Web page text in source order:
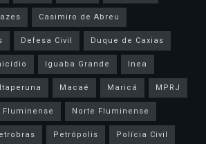
Casimiro de Abreu
Defesa Civil
Duque de Caxias
Iguaba Grande
Inea
Itaperuna Macaé Maricá
MPRJ
Fluminense
Norte Fluminense
Petrópolis
Polícia Civil